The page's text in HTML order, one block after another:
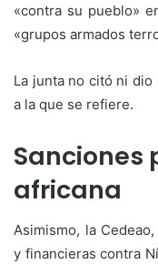
«contra su pueblo»
«grupos armados
La junta no citó ni
a la que se refiere.
Sanciones
africana
Asimismo, la
y financieras contra